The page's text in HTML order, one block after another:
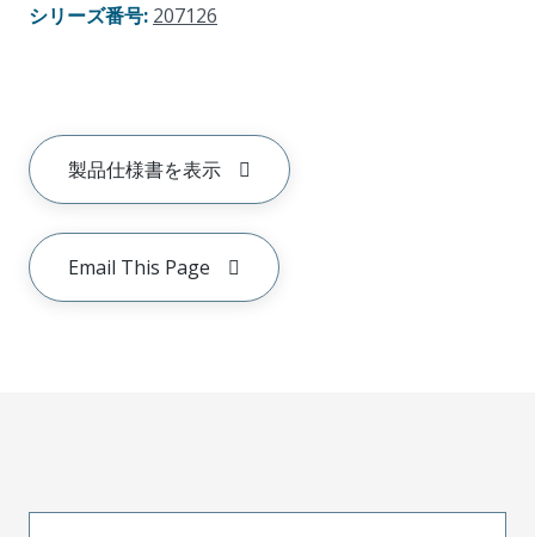
シリーズ番号: 207126
製品仕様書を表示
Email This Page